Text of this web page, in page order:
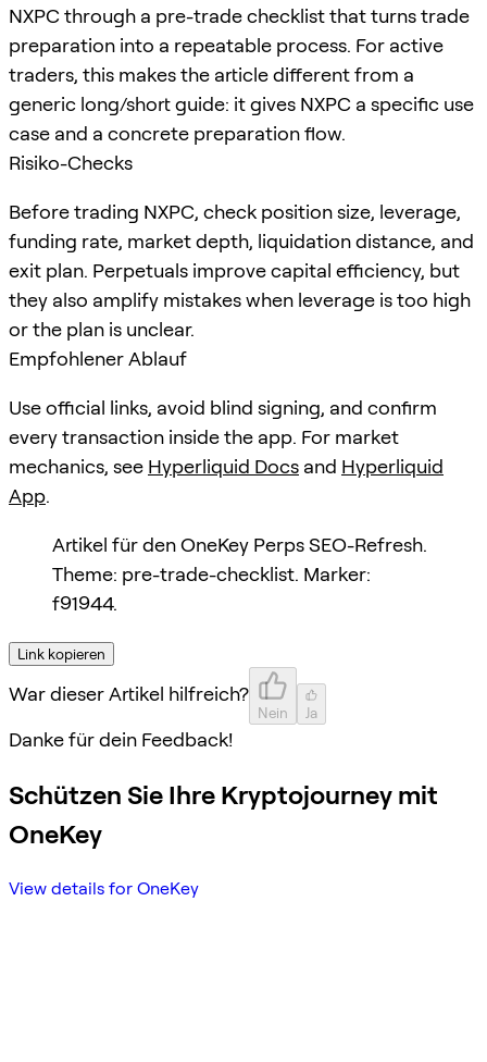
NXPC through a pre-trade checklist that turns trade
preparation into a repeatable process. For active
traders, this makes the article different from a
generic long/short guide: it gives NXPC a specific use
case and a concrete preparation flow.
Risiko-Checks
Before trading NXPC, check position size, leverage,
funding rate, market depth, liquidation distance, and
exit plan. Perpetuals improve capital efficiency, but
they also amplify mistakes when leverage is too high
or the plan is unclear.
Empfohlener Ablauf
Use official links, avoid blind signing, and confirm
every transaction inside the app. For market
mechanics, see Hyperliquid Docs and Hyperliquid
App.
Artikel für den OneKey Perps SEO-Refresh.
Theme: pre-trade-checklist. Marker:
f91944.
Link kopieren
War dieser Artikel hilfreich?
Nein Ja
Danke für dein Feedback!
Schützen Sie Ihre Kryptojourney mit
OneKey
View details for OneKey